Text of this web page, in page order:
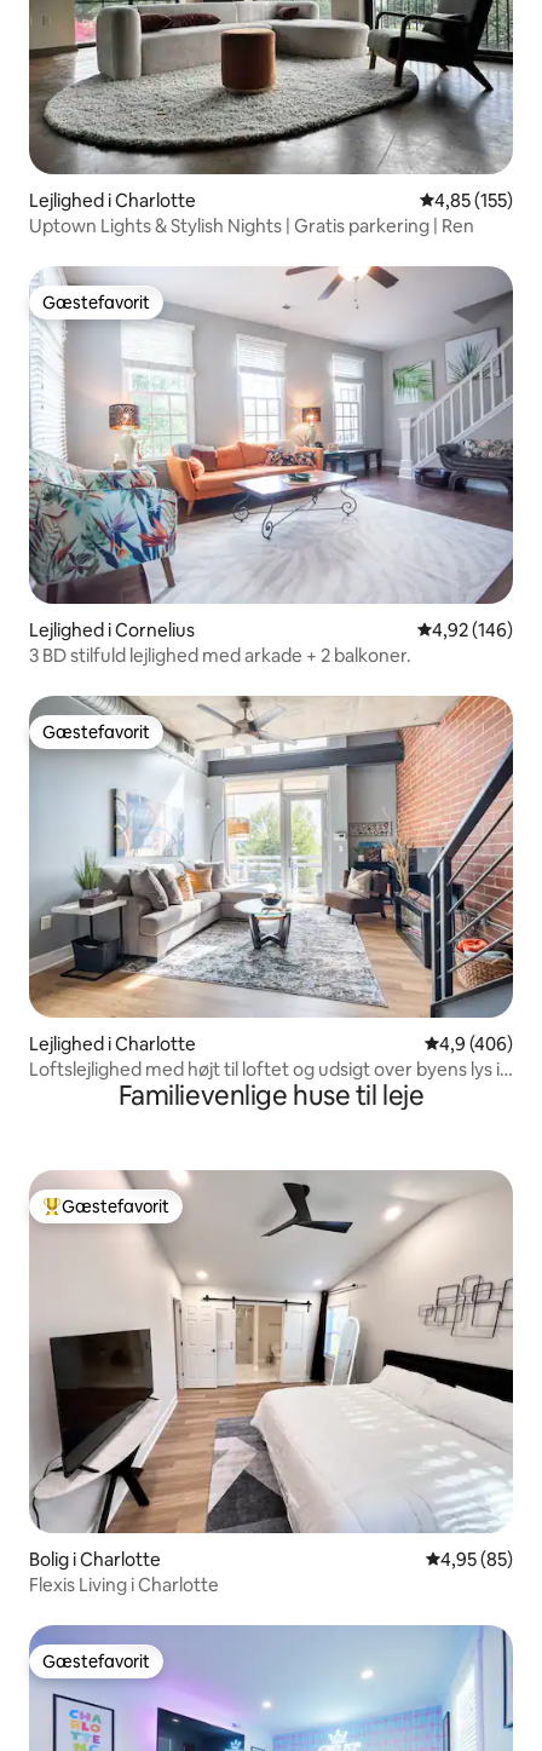
Lejlighed i Charlotte 4,85 ud af 5 i
4,85 (155)
Uptown Lights & Stylish Nights | Gratis parkering | Ren
Gæstefavorit
Gæstefavorit
Lejlighed i Cornelius 4,92 ud af 5 i
4,92 (146)
3 BD stilfuld lejlighed med arkade + 2 balkoner.
Gæstefavorit
Gæstefavorit
Lejlighed i Charlotte 4,9 ud af 5 i
4,9 (406)
Loftslejlighed med højt til loftet og udsigt over byens lys i
Familievenlige huse til leje
Bedste gæstefavorit
Gæstefavorit
Bolig i Charlotte 4,95 ud af 5 i
4,95 (85)
Flexis Living i Charlotte
Gæstefavorit
Gæstefavorit